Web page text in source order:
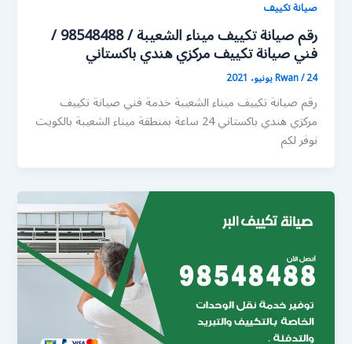
صيانة تكييف
رقم صيانة تكييف ميناء الشعيبة / 98548488 /
فني صيانة تكييف مركزي هندي باكستاني
Rwan/24 يونيو، 2021
رقم صيانة تكييف ميناء الشعيبة خدمة فني صيانة تكييف
مركزي هندي باكستاني 24 ساعة بمنطقة ميناء الشعيبة بالكويت
نوفر لكم